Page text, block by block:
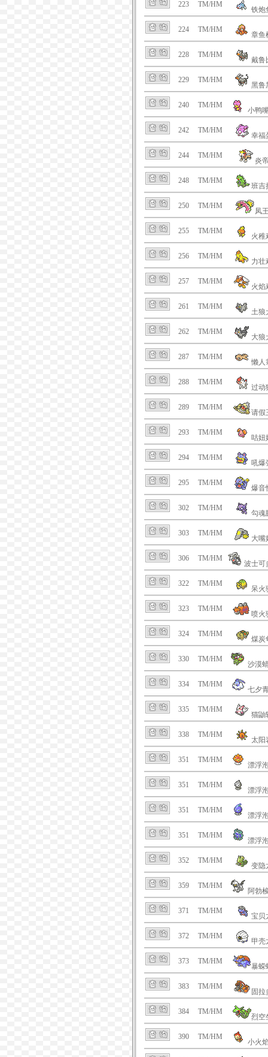
223 TM/HM
铁炮
224 TM/HM
章鱼
228 TM/HM
戴鲁
229 TM/HM
黑鲁
240 TM/HM
小鸭
242 TM/HM
幸福
244 TM/HM
炎
248 TM/HM
班吉
250 TM/HM
凤
255 TM/HM
火稚
256 TM/HM
力壮
257 TM/HM
火焰
261 TM/HM
土狼
262 TM/HM
大狼
287 TM/HM
懒人
288 TM/HM
过动
289 TM/HM
请假
293 TM/HM
咕妞
294 TM/HM
吼爆
295 TM/HM
爆音
302 TM/HM
勾魂
303 TM/HM
大嘴
306 TM/HM
波士可
322 TM/HM
呆火
323 TM/HM
喷火
324 TM/HM
煤炭
330 TM/HM
沙漠
334 TM/HM
七夕
335 TM/HM
猫鼬
338 TM/HM
太阳
351 TM/HM
漂浮
351 TM/HM
漂浮
351 TM/HM
漂浮
351 TM/HM
漂浮
352 TM/HM
变隐
359 TM/HM
阿勃
371 TM/HM
宝贝
372 TM/HM
甲壳
373 TM/HM
暴蝾
383 TM/HM
固拉
384 TM/HM
烈空
390 TM/HM
小火